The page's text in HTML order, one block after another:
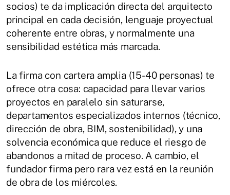
socios) te da implicación directa del arquitecto
principal en cada decisión, lenguaje proyectual
coherente entre obras, y normalmente una
sensibilidad estética más marcada.
La firma con cartera amplia (15-40 personas) te
ofrece otra cosa: capacidad para llevar varios
proyectos en paralelo sin saturarse,
departamentos especializados internos (técnico,
dirección de obra, BIM, sostenibilidad), y una
solvencia económica que reduce el riesgo de
abandonos a mitad de proceso. A cambio, el
fundador firma pero rara vez está en la reunión
de obra de los miércoles.